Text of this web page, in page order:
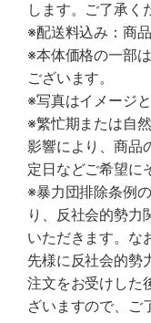
します。ご了承く
※配送料込み：商
※本体価格の一部
ございます。
※写真はイメージと
※繁忙期または自
影響により、商品
定日などご希望に
※暴力団排除条例
り、反社会的勢力
いただきます。な
先様に反社会的勢
注文をお受けした
ざいますので、ご